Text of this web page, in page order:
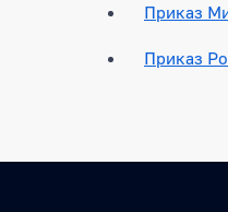
Приказ
Приказ